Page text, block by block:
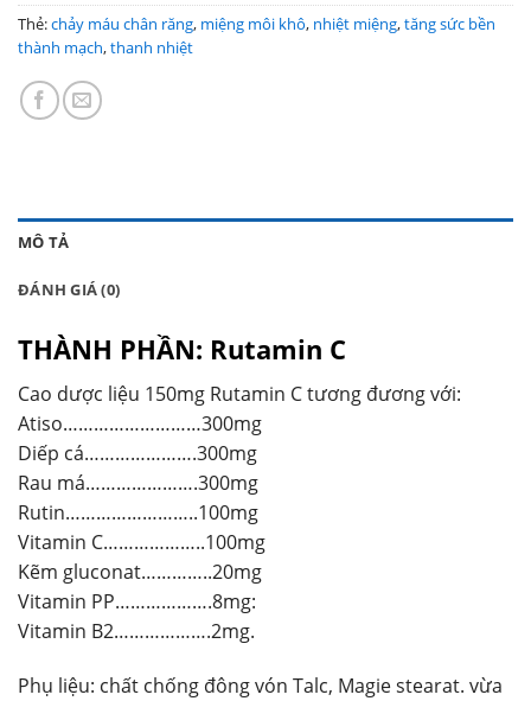
Thẻ:chảy máu chân răng, miệng môi khô, nhiệt miệng,tăng sức bền
thành mạch,thanh nhiệt
MÔ TẢ
ĐÁNH GIÁ (0)
THÀNH PHẦN: Rutamin C
Cao dược liệu 150mg Rutamin C tương đương với:
Atiso………………………300mg
Diếp cá………………….300mg
Rau má………………….300mg
Rutin……………………..100mg
Vitamin C………………..100mg
Kẽm gluconat…………..20mg
Vitamin PP……………….8mg:
Vitamin B2……………….2mg.
Phụ liệu: chất chống đông vón Talc, Magie stearat. vừa